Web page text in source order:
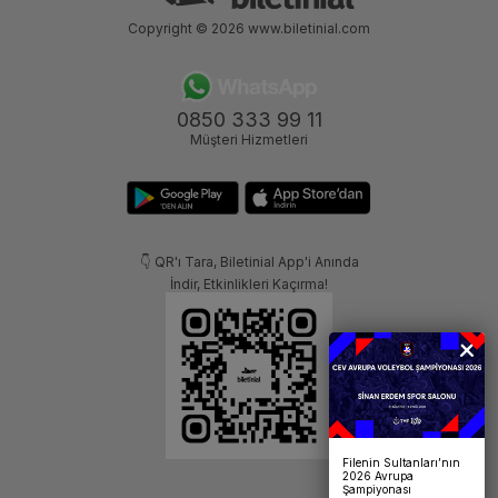
0850 333 99 11
Müşteri Hizmetleri
👇 QR'ı Tara, Biletinial App'i Anında
İndir, Etkinlikleri Kaçırma!
Copyright © 2026 www.biletinial.com
Filenin Sultanları’nın
2026 Avrupa
Şampiyonası